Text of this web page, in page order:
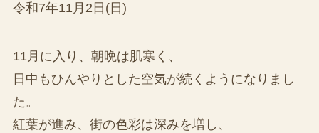
令和7年11月2日(日)
11月に入り、朝晩は肌寒く、
日中もひんやりとした空気が続くようになりまし
た。
紅葉が進み、街の色彩は深みを増し、